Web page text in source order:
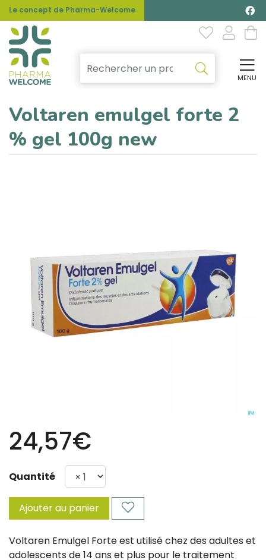
Le concept de Pharma-Welcome
MENU
Voltaren emulgel forte 2
% gel 100g new
24,57€
Quantité
Ajouter au panier
Voltaren Emulgel Forte est utilisé chez des adultes et
adolescents de 14 ans et plus pour le traitement